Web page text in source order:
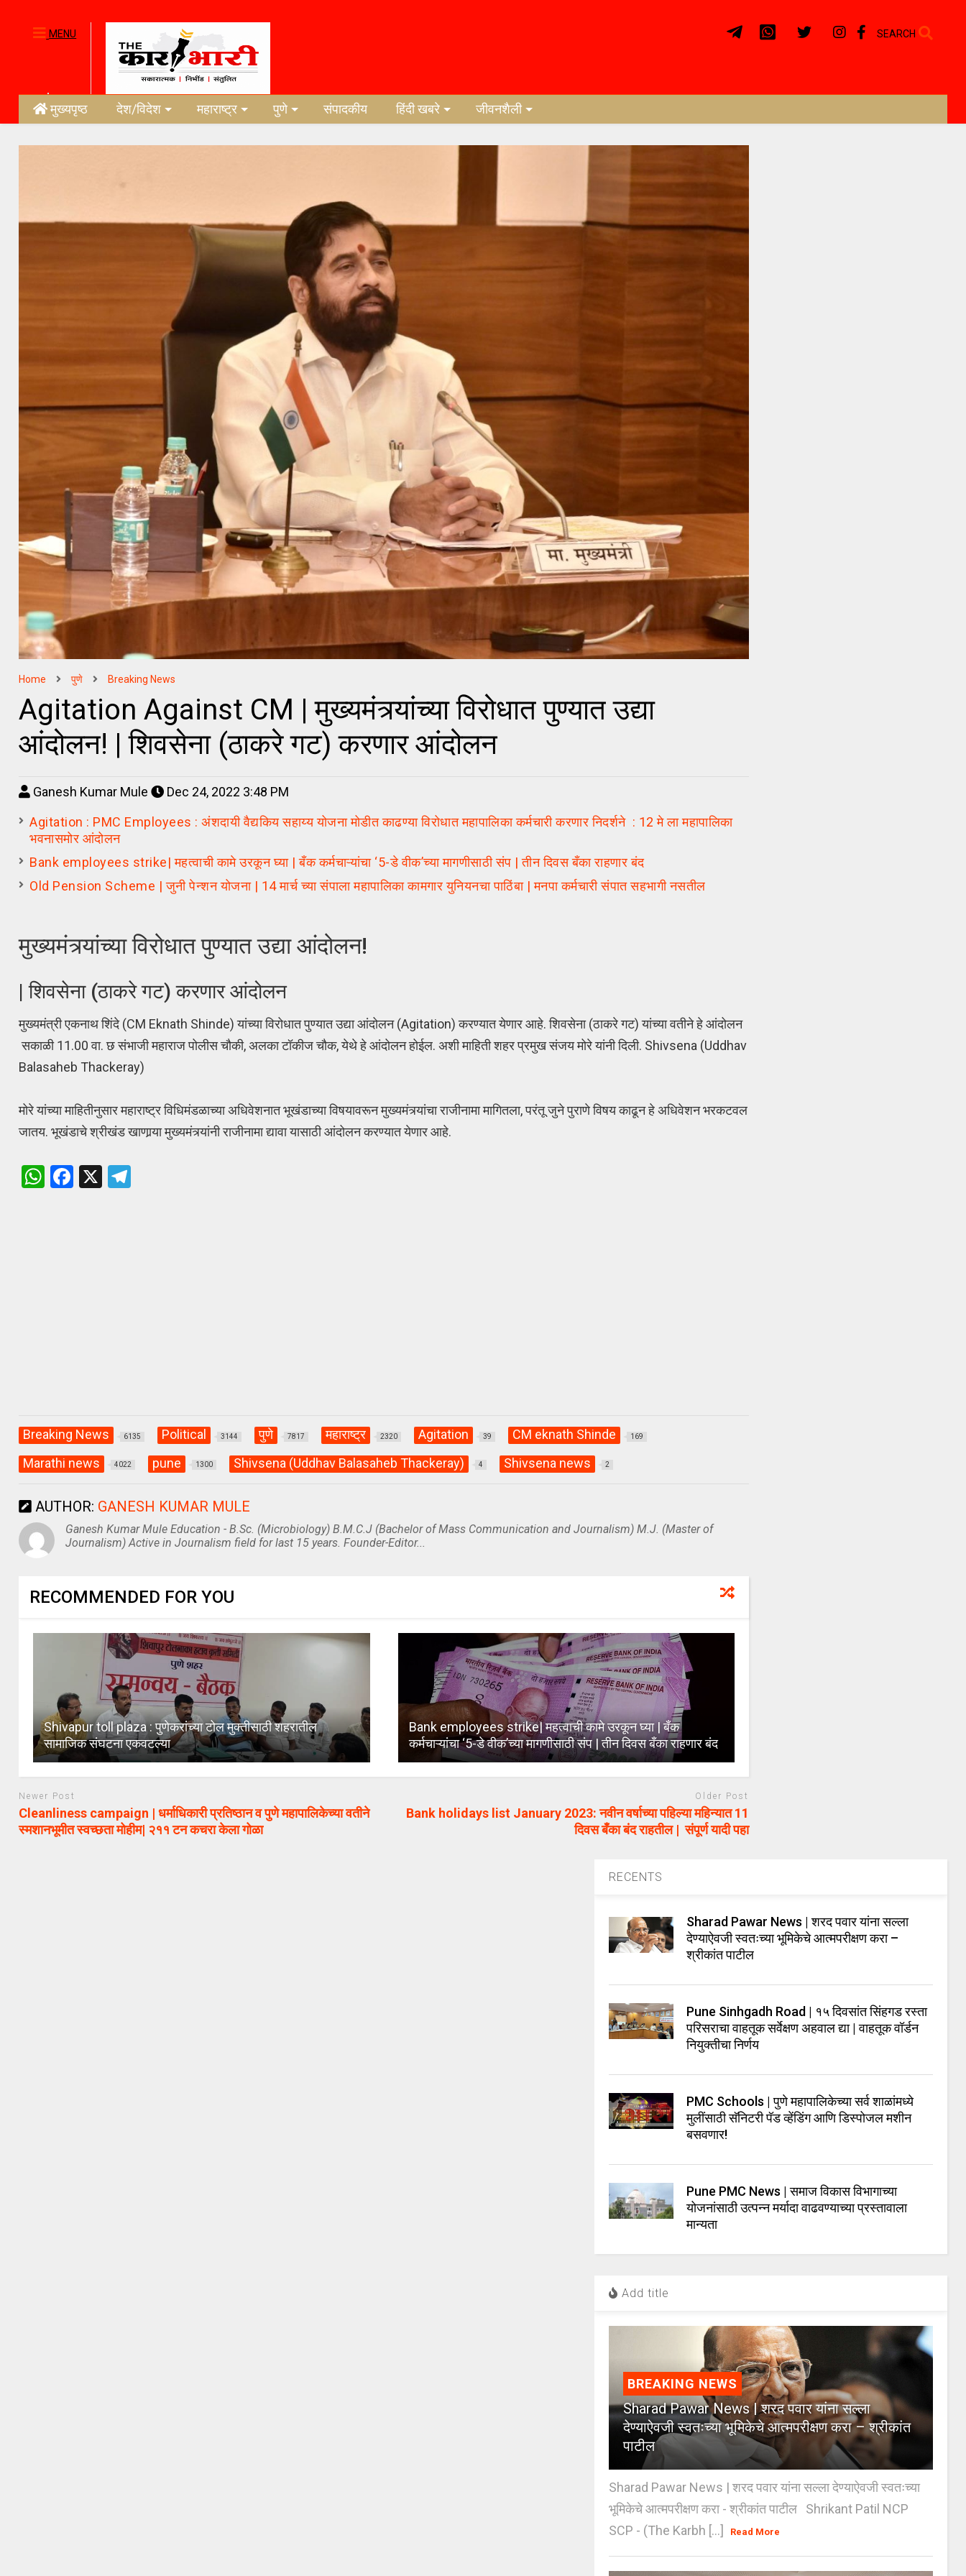
MENU SEARCH
मुख्यपृष्ठ देश/विदेश महाराष्ट्र पुणे संपादकीय हिंदी खबरे जीवनशैली
Home पुणे Breaking News
Agitation Against CM | मुख्यमंत्र्यांच्या विरोधात पुण्यात उद्या
आंदोलन! | शिवसेना (ठाकरे गट) करणार आंदोलन
Ganesh Kumar Mule
Dec 24, 2022 3:48 PM
Agitation : PMC Employees : अंशदायी वैद्यकिय सहाय्य योजना मोडीत काढण्या विरोधात महापालिका कर्मचारी करणार निदर्शने : 12 मे ला महापालिका
भवनासमोर आंदोलन
Bank employees strike| महत्वाची कामे उरकून घ्या | बँक कर्मचाऱ्यांचा ‘5-डे वीक’च्या मागणीसाठी संप | तीन दिवस बँका राहणार बंद
Old Pension Scheme | जुनी पेन्शन योजना | 14 मार्च च्या संपाला महापालिका कामगार युनियनचा पाठिंबा | मनपा कर्मचारी संपात सहभागी नसतील
मुख्यमंत्र्यांच्या विरोधात पुण्यात उद्या आंदोलन!
| शिवसेना (ठाकरे गट) करणार आंदोलन
मुख्यमंत्री एकनाथ शिंदे (CM Eknath Shinde) यांच्या विरोधात पुण्यात उद्या आंदोलन (Agitation) करण्यात येणार आहे. शिवसेना (ठाकरे गट) यांच्या वतीने हे आंदोलन
सकाळी 11.00 वा. छ संभाजी महाराज पोलीस चौकी, अलका टॉकीज चौक, येथे हे आंदोलन होईल. अशी माहिती शहर प्रमुख संजय मोरे यांनी दिली. Shivsena (Uddhav
Balasaheb Thackeray)
मोरे यांच्या माहितीनुसार महाराष्ट्र विधिमंडळाच्या अधिवेशनात भूखंडाच्या विषयावरून मुख्यमंत्र्यांचा राजीनामा मागितला, परंतू जुने पुराणे विषय काढून हे अधिवेशन भरकटवल
जातय. भूखंडाचे श्रीखंड खाणार्‍या मुख्यमंत्र्यांनी राजीनामा द्यावा यासाठी आंदोलन करण्यात येणार आहे.
W F
X
Breaking News 6135 Political 3144 पुणे 7817 महाराष्ट्र 2320 Agitation 39 CM eknath Shinde 169
Marathi news 4022 pune 1300 Shivsena (Uddhav Balasaheb Thackeray) 4 Shivsena news 2
AUTHOR: GANESH KUMAR MULE
Ganesh Kumar Mule Education - B.Sc. (Microbiology) B.M.C.J (Bachelor of Mass Communication and Journalism) M.J. (Master of
Journalism) Active in Journalism field for last 15 years. Founder-Editor...
RECOMMENDED FOR YOU
Shivapur toll plaza : पुणेकरांच्या टोल मुक्तीसाठी शहरातील
सामाजिक संघटना एकवटल्या
Bank employees strike| महत्वाची कामे उरकून घ्या | बँक
कर्मचाऱ्यांचा ‘5-डे वीक’च्या मागणीसाठी संप | तीन दिवस बँका राहणार बंद
Newer Post
Cleanliness campaign | धर्माधिकारी प्रतिष्ठान व पुणे महापालिकेच्या वतीने
स्मशानभूमीत स्वच्छता मोहीम| २११ टन कचरा केला गोळा
Older Post
Bank holidays list January 2023: नवीन वर्षाच्या पहिल्या महिन्यात 11
दिवस बँका बंद राहतील | संपूर्ण यादी पहा
RECENTS
Sharad Pawar News | शरद पवार यांना सल्ला
देण्याऐवजी स्वतःच्या भूमिकेचे आत्मपरीक्षण करा –
श्रीकांत पाटील
Pune Sinhgadh Road | १५ दिवसांत सिंहगड रस्ता
परिसराचा वाहतूक सर्वेक्षण अहवाल द्या | वाहतूक वॉर्डन
नियुक्तीचा निर्णय
PMC Schools | पुणे महापालिकेच्या सर्व शाळांमध्ये
मुलींसाठी सॅनिटरी पॅड व्हेंडिंग आणि डिस्पोजल मशीन
बसवणार!
Pune PMC News | समाज विकास विभागाच्या
योजनांसाठी उत्पन्न मर्यादा वाढवण्याच्या प्रस्तावाला
मान्यता
Add title
BREAKING NEWS
Sharad Pawar News | शरद पवार यांना सल्ला
देण्याऐवजी स्वतःच्या भूमिकेचे आत्मपरीक्षण करा – श्रीकांत
पाटील
Sharad Pawar News | शरद पवार यांना सल्ला देण्याऐवजी स्वतःच्या
भूमिकेचे आत्मपरीक्षण करा - श्रीकांत पाटील Shrikant Patil NCP
SCP - (The Karbh [...]
Read More